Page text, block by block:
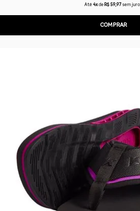
Até 4x de R$ 59,97 sem
COMPRAR